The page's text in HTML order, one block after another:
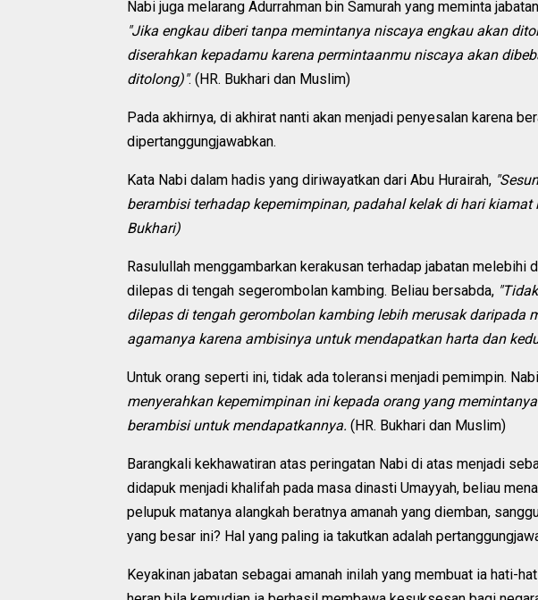
Nabi juga melarang Adurrahman bin Samurah yang meminta
"Jika engkau diberi tanpa memintanya niscaya engkau akan
diserahkan kepadamu karena permintaanmu niscaya akan
ditolong)". (HR. Bukhari dan Muslim)
Pada akhirnya, di akhirat nanti akan menjadi penyesalan karena
dipertanggungjawabkan.
Kata Nabi dalam hadis yang diriwayatkan dari Abu Hurairah,
berambisi terhadap kepemimpinan, padahal kelak di hari kiamat
Bukhari)
Rasulullah menggambarkan kerakusan terhadap jabatan melebihi
dilepas di tengah segerombolan kambing. Beliau bersabda,
dilepas di tengah gerombolan kambing lebih merusak daripada
agamanya karena ambisinya untuk mendapatkan harta dan
Untuk orang seperti ini, tidak ada toleransi menjadi pemimpin.
menyerahkan kepemimpinan ini kepada orang yang
berambisi untuk mendapatkannya. (HR. Bukhari dan Muslim)
Barangkali kekhawatiran atas peringatan Nabi di atas menjadi
didapuk menjadi khalifah pada masa dinasti Umayyah, beliau
pelupuk matanya alangkah beratnya amanah yang diemban,
yang besar ini? Hal yang paling ia takutkan adalah
Keyakinan jabatan sebagai amanah inilah yang membuat ia hati-